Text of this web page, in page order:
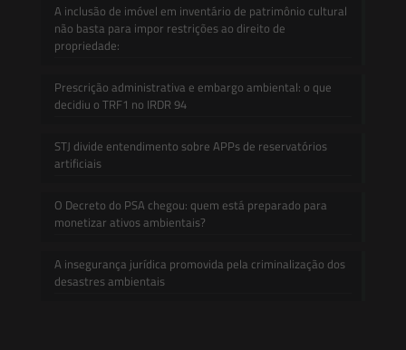
A inclusão de imóvel em inventário de patrimônio cultural
não basta para impor restrições ao direito de
propriedade:
Prescrição administrativa e embargo ambiental: o que
decidiu o TRF1 no IRDR 94
STJ divide entendimento sobre APPs de reservatórios
artificiais
O Decreto do PSA chegou: quem está preparado para
monetizar ativos ambientais?
A insegurança jurídica promovida pela criminalização dos
desastres ambientais